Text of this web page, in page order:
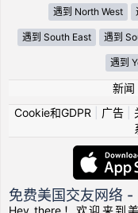
遇到 North West
遇到 South East 遇到
遇到
新闻
Cookie和GDPR
广告|
免费美国交友网络 -
Hey there！欢迎来到